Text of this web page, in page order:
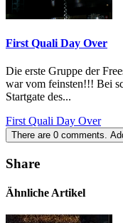
First Quali Day Over
Die erste Gruppe der
war vom feinsten!!! Bei
Startgate des...
First Quali Day Over
There are 0 comments.
Share
Ähnliche Artikel